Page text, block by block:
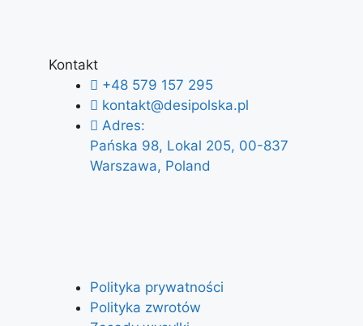
Kontakt
+48 579 157 295
kontakt@desipolska.pl
Adres:
Pańska 98, Lokal 205, 00-837
Warszawa, Poland
Polityka prywatności
Polityka zwrotów